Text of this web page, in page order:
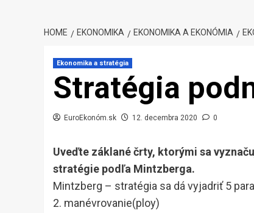
HOME EKONOMIKA EKONOMIKA A EKONÓMIA
Ekonomika a stratégia
Stratégia
EuroEkonóm.sk 12. decembra 2020 0
Uveďte záklané črty, ktorými sa
stratégie podľa Mintzberga.
Mintzberg – stratégia sa dá vyjadriť 5
2. manévrovanie(ploy)